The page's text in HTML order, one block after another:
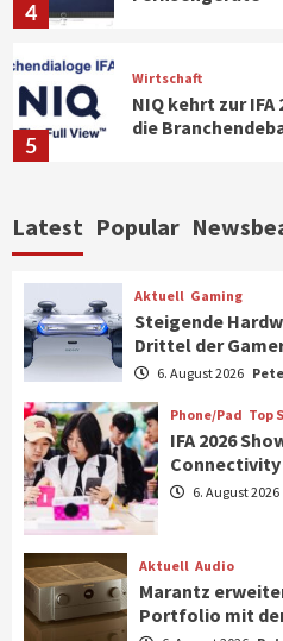
4
5
Wirtschaft
NIQ kehrt zur
die
6
CHERRY baut
7
Smart Living Top
Verbraucher
1
Aktuell Gaming
Steigende
Drittel der
Phone/Pad Top Story
IFA 2026 Show
Latest Popular
Aktuell Gaming
Steigende
Drittel der
6. August 2026
Phone/Pad Top
IFA 2026
Connectivity
6. August 2026
Aktuell Audio
Marantz
Portfolio mit der